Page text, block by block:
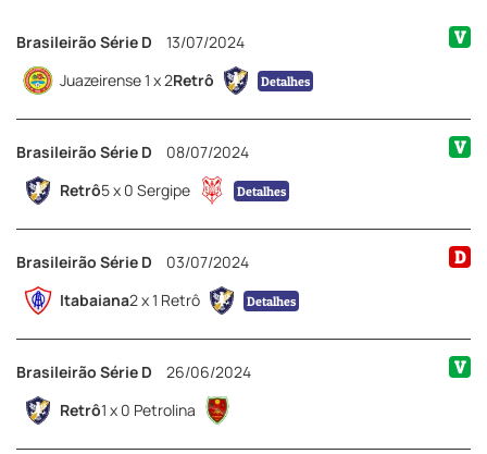
Brasileirão Série D 13/07/2024 V
Juazeirense 1 x 2Retrô Detalhes
Brasileirão Série D 08/07/2024 V
Retrô5 x 0 Sergipe Detalhes
Brasileirão Série D 03/07/2024 D
Itabaiana2 x 1 Retrô Detalhes
Brasileirão Série D 26/06/2024 V
Retrô1 x 0 Petrolina